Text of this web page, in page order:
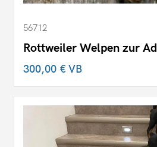
56712
Rottweiler Welpen zur
300,00 €VB